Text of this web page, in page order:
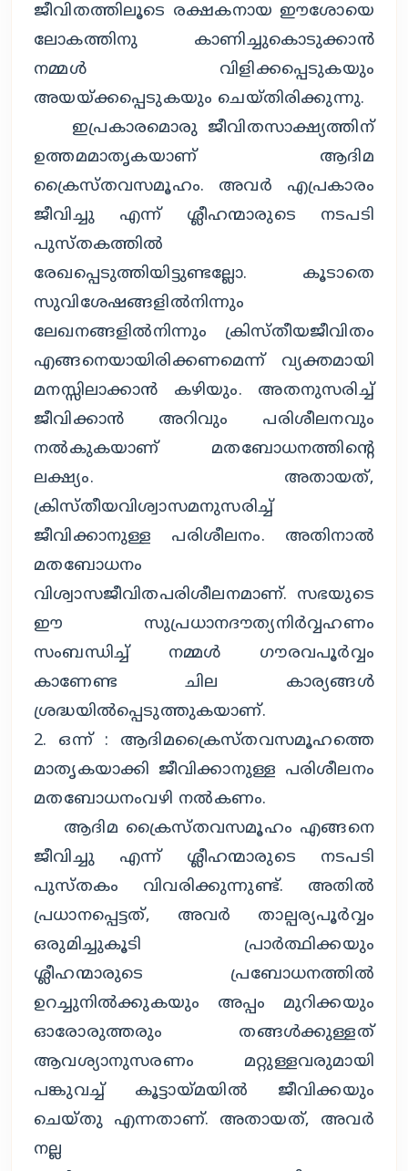
ജീവിതത്തിലൂടെ രക്ഷകനായ ഈശോയെ
ലോകത്തിനു കാണിച്ചുകൊടുക്കാന്‍
നമ്മള്‍ വിളിക്കപ്പെടുകയും
അയയ്ക്കപ്പെടുകയും ചെയ്തിരിക്കുന്നു.
ഇപ്രകാരമൊരു ജീവിതസാക്ഷ്യത്തിന്
ഉത്തമമാതൃകയാണ് ആദിമ
ക്രൈസ്തവസമൂഹം. അവര്‍ എപ്രകാരം
ജീവിച്ചു എന്ന് ശ്ലീഹന്മാരുടെ നടപടി
പുസ്തകത്തില്‍
രേഖപ്പെടുത്തിയിട്ടുണ്ടല്ലോ. കൂടാതെ
സുവിശേഷങ്ങളില്‍നിന്നും
ലേഖനങ്ങളില്‍നിന്നും ക്രിസ്തീയജീവിതം
എങ്ങനെയായിരിക്കണമെന്ന് വ്യക്തമായി
മനസ്സിലാക്കാന്‍ കഴിയും. അതനുസരിച്ച്
ജീവിക്കാന്‍ അറിവും പരിശീലനവും
നല്‍കുകയാണ് മതബോധനത്തിന്റെ
ലക്ഷ്യം. അതായത്,
ക്രിസ്തീയവിശ്വാസമനുസരിച്ച്
ജീവിക്കാനുള്ള പരിശീലനം. അതിനാല്‍
മതബോധനം
വിശ്വാസജീവിതപരിശീലനമാണ്. സഭയുടെ
ഈ സുപ്രധാനദൗത്യനിര്‍വ്വഹണം
സംബന്ധിച്ച് നമ്മള്‍ ഗൗരവപൂര്‍വ്വം
കാണേണ്ട ചില കാര്യങ്ങള്‍
ശ്രദ്ധയില്‍പ്പെടുത്തുകയാണ്.
2. ഒന്ന് : ആദിമക്രൈസ്തവസമൂഹത്തെ
മാതൃകയാക്കി ജീവിക്കാനുള്ള പരിശീലനം
മതബോധനംവഴി നല്‍കണം.
ആദിമ ക്രൈസ്തവസമൂഹം എങ്ങനെ
ജീവിച്ചു എന്ന് ശ്ലീഹന്മാരുടെ നടപടി
പുസ്തകം വിവരിക്കുന്നുണ്ട്. അതില്‍
പ്രധാനപ്പെട്ടത്, അവര്‍ താല്പര്യപൂര്‍വ്വം
ഒരുമിച്ചുകൂടി പ്രാര്‍ത്ഥിക്കയും
ശ്ലീഹന്മാരുടെ പ്രബോധനത്തില്‍
ഉറച്ചുനില്‍ക്കുകയും അപ്പം മുറിക്കയും
ഓരോരുത്തരും തങ്ങള്‍ക്കുള്ളത്
ആവശ്യാനുസരണം മറ്റുള്ളവരുമായി
പങ്കുവച്ച് കൂട്ടായ്മയില്‍ ജീവിക്കയും
ചെയ്തു എന്നതാണ്. അതായത്, അവര്‍
നല്ല